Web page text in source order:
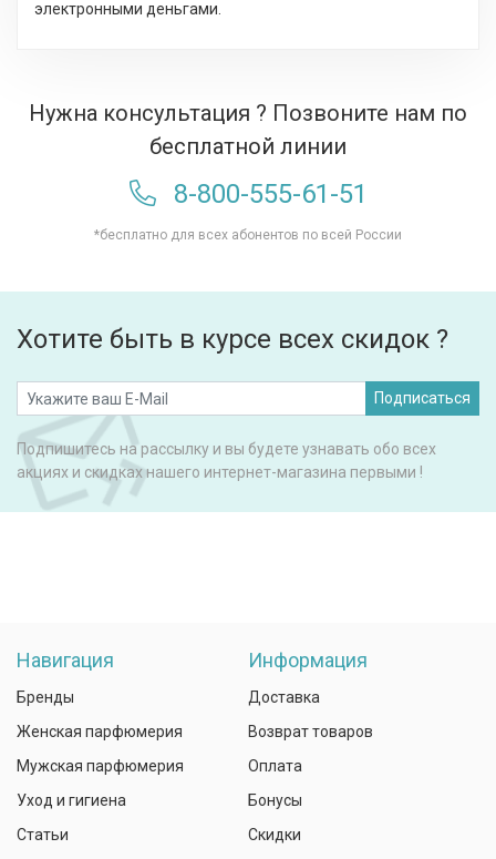
электронными деньгами.
Нужна консультация ? Позвоните нам по
бесплатной линии
8-800-555-61-51
*бесплатно для всех абонентов по всей России
Хотите быть в курсе всех скидок ?
Подписаться
Подпишитесь на рассылку и вы будете узнавать обо всех
акциях и скидках нашего интернет-магазина первыми !
Навигация
Бренды
Женская парфюмерия
Мужская парфюмерия
Уход и гигиена
Статьи
Информация
Доставка
Возврат товаров
Оплата
Бонусы
Скидки